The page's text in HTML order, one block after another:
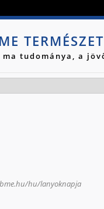
ma tudománya, a
hu/lanyoknapja